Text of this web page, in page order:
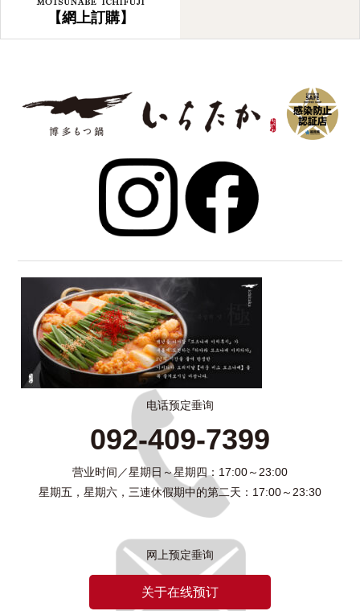
【網上訂購】
电话预定垂询
092-409-7399
营业时间／星期日～星期四：17:00～23:00
星期五，星期六，三連休假期中的第二天：17:00～23:30
网上预定垂询
关于在线预订